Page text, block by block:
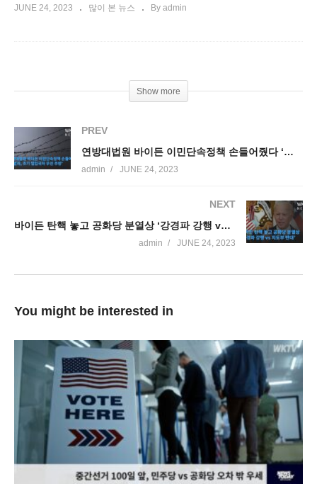
JUNE 24, 2023 많이 본 뉴스 By admin
Show more
PREV
연방대법원 바이든 이민단속정책 손들어줬다 ‘중범죄, 초기 밀입국자 우선 추방’
admin JUNE 24, 2023
NEXT
바이든 탄핵 놓고 공화당 분열상 ‘강경파 강행 vs 지도부 반대’
admin JUNE 24, 2023
You might be interested in